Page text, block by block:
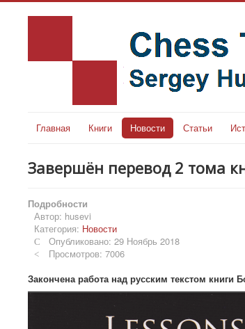
Главная Книги Новости Статьи
Завершён перевод 2 тома
Подробности
Автор: husevi
Категория: Новости
Опубликовано: 29 Ноябрь 2018
Просмотров: 7006
Закончена работа над русским текстом